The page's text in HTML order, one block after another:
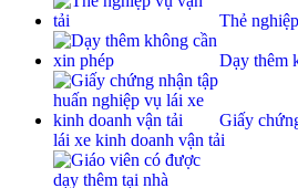
Thẻ
Dạy thêm
Giấy
lái xe kinh doanh vận tải